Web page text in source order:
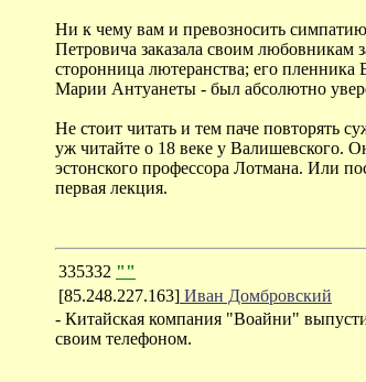
Ни к чему вам и превозносить
Петровича заказала своим любовникам
сторонница лютеранства; его пленника
Марии Антуанеты - был абсолютно
Не стоит читать и тем паче повторять
уж читайте о 18 веке у Валишевского.
эстонского профессора Лотмана. Или
первая лекция.
335332 ""
[85.248.227.163] Иван Домбровский
- Китайская компания "Воайни"
своим телефоном.